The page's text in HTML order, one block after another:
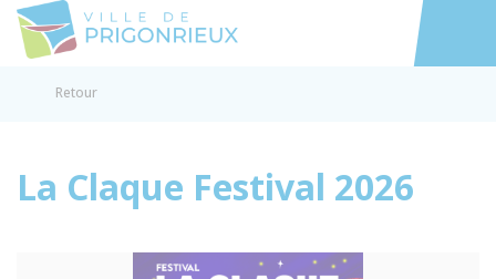
Accéder
Retour
La Claque Festival 2026